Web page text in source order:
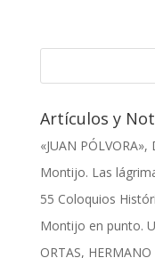
Artículos y
«JUAN
Montijo. Las
55 Coloquios
Montijo en punto.
ORTAS,